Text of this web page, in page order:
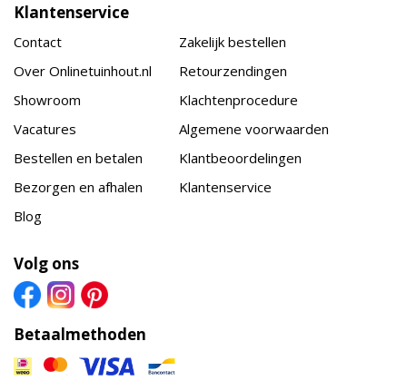
Klantenservice
Contact
Over Onlinetuinhout.nl
Showroom
Vacatures
Bestellen en betalen
Bezorgen en afhalen
Blog
Zakelijk bestellen
Retourzendingen
Klachtenprocedure
Algemene voorwaarden
Klantbeoordelingen
Klantenservice
Volg ons
Betaalmethoden